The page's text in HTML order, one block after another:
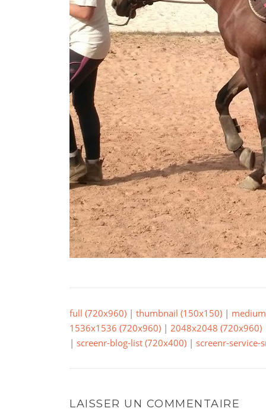
full (720x960) | thumbnail (150x150) |
1536x1536 (720x960) | 2048x2048 (720x960)
| screenr-blog-list (720x400) | screenr-service-
LAISSER UN COMMENTAIRE